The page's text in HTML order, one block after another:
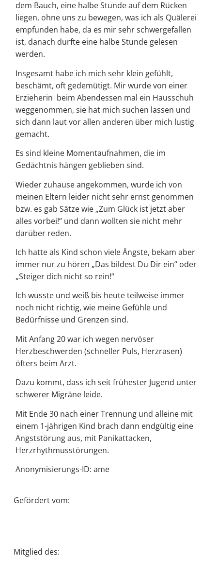
dem Bauch, eine halbe Stunde auf dem Rücken
liegen, ohne uns zu bewegen, was ich als Quälerei
empfunden habe, da es mir sehr schwergefallen
ist, danach durfte eine halbe Stunde gelesen
werden.
Insgesamt habe ich mich sehr klein gefühlt,
beschämt, oft gedemütigt. Mir wurde von einer
Erzieherin beim Abendessen mal ein Hausschuh
weggenommen, sie hat mich suchen lassen und
sich dann laut vor allen anderen über mich lustig
gemacht.
Es sind kleine Momentaufnahmen, die im
Gedächtnis hängen geblieben sind.
Wieder zuhause angekommen, wurde ich von
meinen Eltern leider nicht sehr ernst genommen
bzw. es gab Sätze wie „Zum Glück ist jetzt aber
alles vorbei!“ und dann wollten sie nicht mehr
darüber reden.
Ich hatte als Kind schon viele Ängste, bekam aber
immer nur zu hören „Das bildest Du Dir ein“ oder
„Steiger dich nicht so rein!“
Ich wusste und weiß bis heute teilweise immer
noch nicht richtig, wie meine Gefühle und
Bedürfnisse und Grenzen sind.
Mit Anfang 20 war ich wegen nervöser
Herzbeschwerden (schneller Puls, Herzrasen)
öfters beim Arzt.
Dazu kommt, dass ich seit frühester Jugend unter
schwerer Migräne leide.
Mit Ende 30 nach einer Trennung und alleine mit
einem 1-jährigen Kind brach dann endgültig eine
Angststörung aus, mit Panikattacken,
Herzrhythmusstörungen.
Anonymisierungs-ID: ame
Gefördert vom:
Mitglied des: